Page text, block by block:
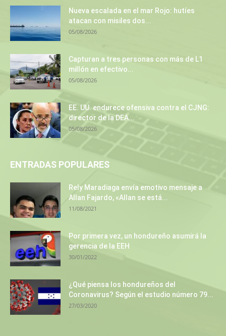
Nueva escalada en el mar Rojo: hutíes
atacan con misiles dos...
05/08/2026
Capturan a tres personas con más de L1
millón en efectivo...
05/08/2026
EE. UU. endurece ofensiva contra el CJNG:
director de la DEA...
05/08/2026
ENTRADAS POPULARES
Rely Maradiaga envía emotivo mensaje a
Allan Fajardo, «Allan se está...
11/08/2021
Por primera vez, un hondureño asumirá la
gerencia de la EEH
30/01/2022
¿Qué piensa los hondureños del
Coronavirus? Según el estudio número 79...
27/03/2020